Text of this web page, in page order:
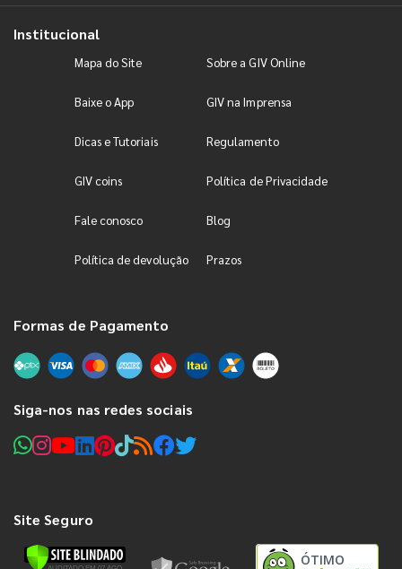
Institucional
Mapa do Site Sobre a GIV Online
Baixe o App GIV na Imprensa
Dicas e Tutoriais Regulamento
GIV coins Política de Privacidade
Fale conosco Blog
Política de devolução Prazos
Formas de Pagamento
Siga-nos nas redes sociais
Site Seguro
ÓTIMO